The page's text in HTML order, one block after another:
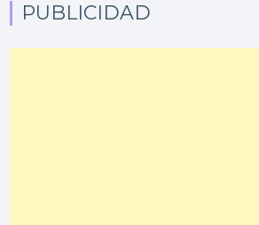
PUBLICIDAD